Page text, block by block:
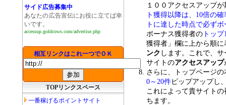
１００アクセスアップ
ト獲得以降は、10倍の
トに達した時点で必ず
ボーナス獲得者の トッ
獲得者」欄に上から順
ンク します。これで、サ
サイトのアクセスアップ
さらに、トップページ
0～20件ピップアップし
これによって貴サイトの
ちます。
サイド広告募集中
あなたの広告宣伝にお役に立てば幸
いです。
accessup.goldcows.com/advertise.php
相互リンクはこれ一つでＯＫ
TOPリンクスペース
一番稼げるポイントサイト